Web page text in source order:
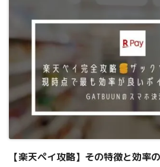
【楽天ペイ攻略】その特徴と効率